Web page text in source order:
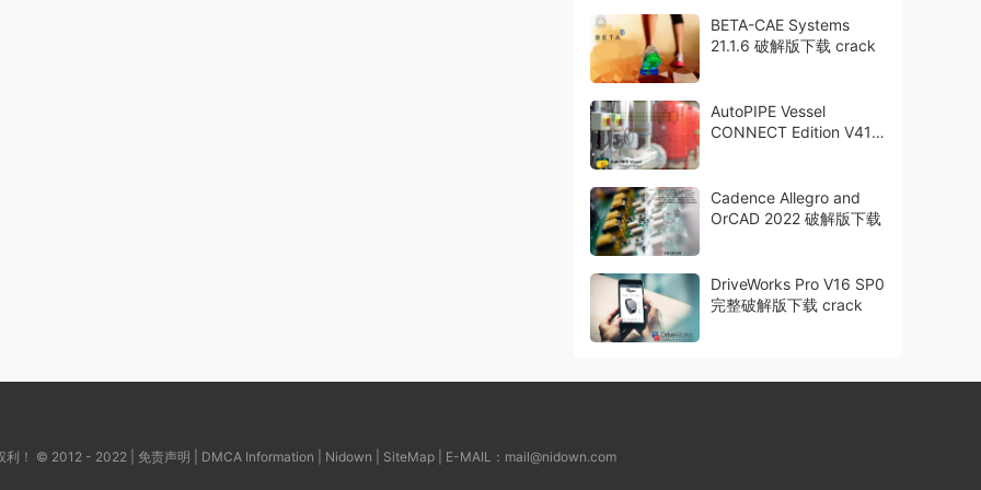
BETA-CAE Systems
21.1.6 破解版下载 crack
AutoPIPE Vessel
CONNECT Edition V41
Cadence Allegro and
OrCAD 2022 破解版下载
DriveWorks Pro V16 SP0
完整破解版下载 crack
利！ © 2012 - 2022 | 免责声明 DMCA Information Nidown SiteMap| E-MAIL： mail@nidown.com